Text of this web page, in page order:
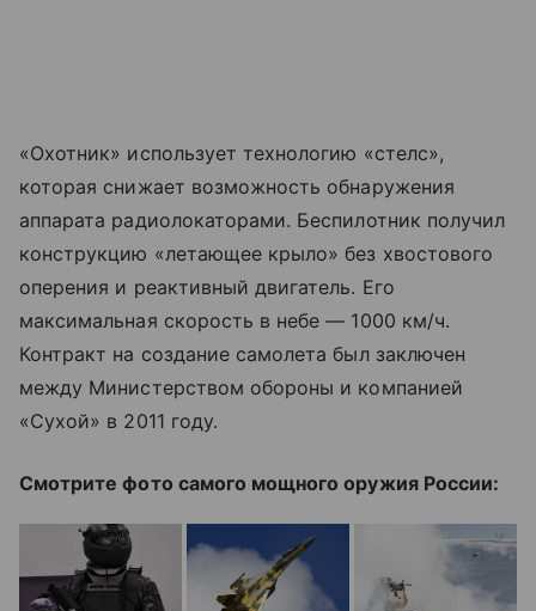
«Охотник» использует технологию «стелс»,
которая снижает возможность обнаружения
аппарата радиолокаторами. Беспилотник получил
конструкцию «летающее крыло» без хвостового
оперения и реактивный двигатель. Его
максимальная скорость в небе — 1000 км/ч.
Контракт на создание самолета был заключен
между Министерством обороны и компанией
«Сухой» в 2011 году.
Смотрите фото самого мощного оружия России: